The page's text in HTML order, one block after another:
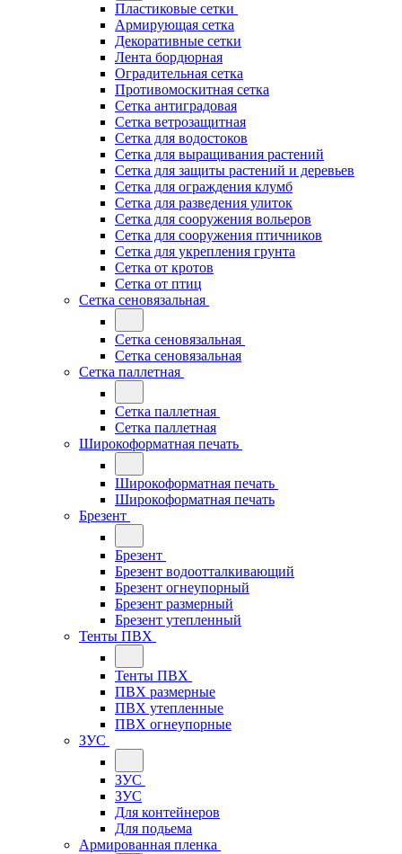
Пластиковые сетки
Армирующая сетка
Декоративные сетки
Лента бордюрная
Оградительная сетка
Противомоскитная сетка
Сетка антиградовая
Сетка ветрозащитная
Сетка для водостоков
Сетка для выращивания растений
Сетка для защиты растений и деревьев
Сетка для ограждения клумб
Сетка для разведения улиток
Сетка для сооружения вольеров
Сетка для сооружения птичников
Сетка для укрепления грунта
Сетка от кротов
Сетка от птиц
Сетка сеновязальная
Сетка сеновязальная
Сетка сеновязальная
Сетка паллетная
Сетка паллетная
Сетка паллетная
Широкоформатная печать
Широкоформатная печать
Широкоформатная печать
Брезент
Брезент
Брезент водоотталкивающий
Брезент огнеупорный
Брезент размерный
Брезент утепленный
Тенты ПВХ
Тенты ПВХ
ПВХ размерные
ПВХ утепленные
ПВХ огнеупорные
ЗУС
ЗУС
ЗУС
Для контейнеров
Для подьема
Армированная пленка